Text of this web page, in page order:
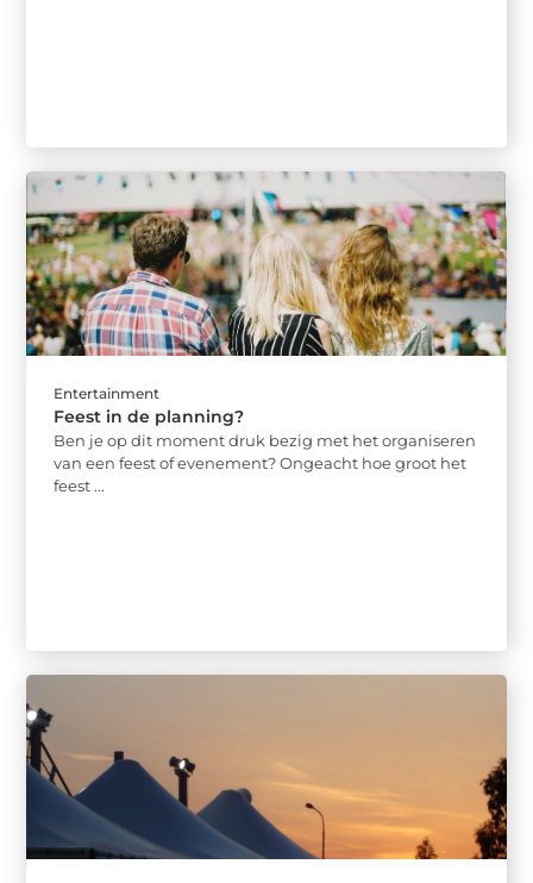
Entertainment
Feest in de planning?
Ben je op dit moment druk bezig met het organiseren
van een feest of evenement? Ongeacht hoe groot het
feest ...